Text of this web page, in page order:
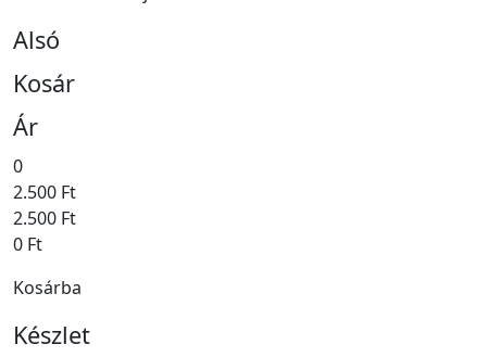
Alsó
Kosár
Ár
0
2.500 Ft
2.500 Ft
0 Ft
Kosárba
Készlet